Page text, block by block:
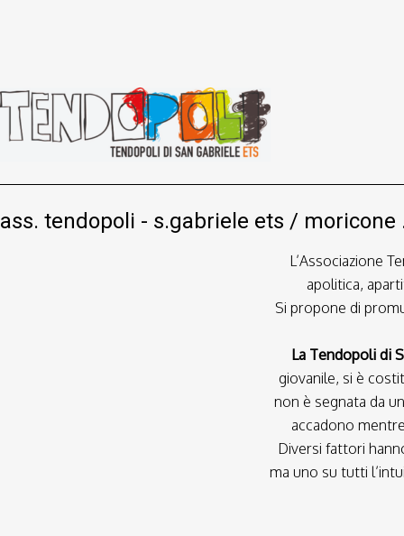
ass. tendopoli - s.gabriele ets / moricone
L’Associazione
apolitica,
Si propone di
La Tendopoli di
giovanile, si è
non è segnata da
accadono
Diversi fattori
ma uno su tutti